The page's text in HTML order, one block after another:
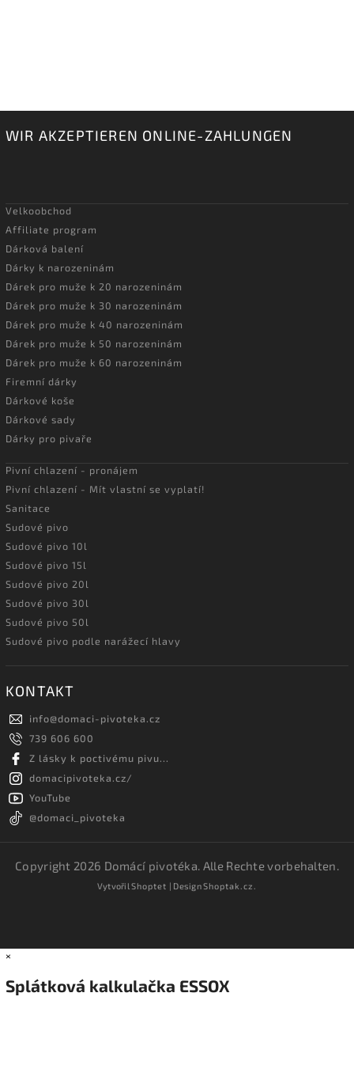
WIR AKZEPTIEREN ONLINE-ZAHLUNGEN
Velkoobchod
Affiliate program
Dárková balení
Dárky k narozeninám
Dárek pro muže k 20 narozeninám
Dárek pro muže k 30 narozeninám
Dárek pro muže k 40 narozeninám
Dárek pro muže k 50 narozeninám
Dárek pro muže k 60 narozeninám
Firemní dárky
Dárkové koše
Dárkové sady
Dárky pro pivaře
Pivní chlazení - pronájem
Pivní chlazení - Mít vlastní se vyplatí!
Sanitace
Sudové pivo
Sudové pivo 10l
Sudové pivo 15l
Sudové pivo 20l
Sudové pivo 30l
Sudové pivo 50l
Sudové pivo podle narážecí hlavy
KONTAKT
info@domaci-pivoteka.cz
739 606 600
Z lásky k poctivému pivu...
domacipivoteka.cz/
YouTube
@domaci_pivoteka
Copyright 2026 Domácí pivotéka. Alle Rechte vorbehalten.
VytvořilShoptet | DesignShoptak.cz.
×
Splátková kalkulačka ESSOX